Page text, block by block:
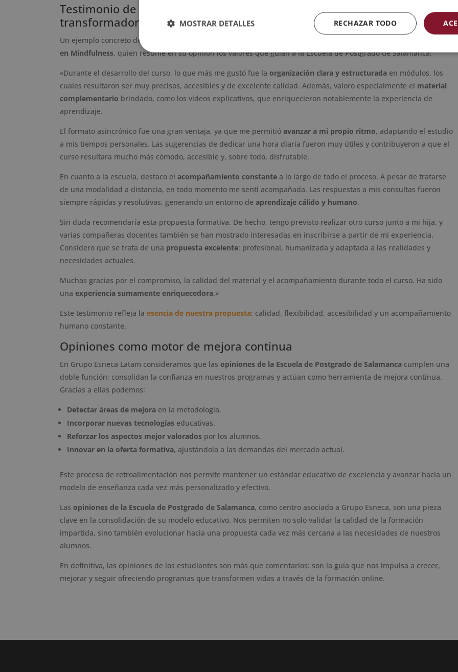
Testimonio de una alumna: experiencia enriquecedora y
transformadora
Un ejemplo concreto de estas valoraciones es la experiencia de
en Mindfulness, quien resume en su opinión los valores que guían a la Escuela de Postgrado de Salamanca:
«Durante el desarrollo del curso, lo que más me gustó fue la organización clara y estructurada en módulos, los
cuales resultaron ser muy precisos, accesibles y de excelente calidad. Además, valoro especialmente el material
complementario brindado, como los videos explicativos, que enriquecieron notablemente la experiencia de
aprendizaje.
El formato asincrónico fue una gran ventaja, ya que me permitió avanzar a mi propio ritmo, adaptando el estudio
a mis tiempos personales. Las sugerencias de dedicar una hora diaria fueron muy útiles y contribuyeron a que el
curso resultara mucho más cómodo, accesible y, sobre todo, disfrutable.
En cuanto a la escuela, destaco el acompañamiento constante a lo largo de todo el proceso. A pesar de tratarse
de una modalidad a distancia, en todo momento me sentí acompañada. Las respuestas a mis consultas fueron
siempre rápidas y resolutivas, generando un entorno de aprendizaje cálido y humano.
Sin duda recomendaría esta propuesta formativa. De hecho, tengo previsto realizar otro curso junto a mi hija, y
varias compañeras docentes también se han mostrado interesadas en inscribirse a partir de mi experiencia.
Considero que se trata de una propuesta excelente: profesional, humanizada y adaptada a las realidades y
necesidades actuales.
Muchas gracias por el compromiso, la calidad del material y el acompañamiento durante todo el curso. Ha sido
una experiencia sumamente enriquecedora.»
Este testimonio refleja la esencia de nuestra propuesta: calidad, flexibilidad, accesibilidad y un acompañamiento
humano constante.
Opiniones como motor de mejora continua
En Grupo Esneca Latam consideramos que las opiniones de la Escuela de Postgrado de Salamanca cumplen una
doble función: consolidan la confianza en nuestros programas y actúan como herramienta de mejora continua.
Gracias a ellas podemos:
Detectar áreas de mejora en la metodología.
Incorporar nuevas tecnologías educativas.
Reforzar los aspectos mejor valorados por los alumnos.
Innovar en la oferta formativa, ajustándola a las demandas del mercado actual.
Este proceso de retroalimentación nos permite mantener un estándar educativo de excelencia y avanzar hacia un
modelo de enseñanza cada vez más personalizado y efectivo.
Las opiniones de la Escuela de Postgrado de Salamanca, como centro asociado a Grupo Esneca, son una pieza
clave en la consolidación de su modelo educativo. Nos permiten no solo validar la calidad de la formación
impartida, sino también evolucionar hacia una propuesta cada vez más cercana a las necesidades de nuestros
alumnos.
En definitiva, las opiniones de los estudiantes son más que comentarios: son la guía que nos impulsa a crecer,
mejorar y seguir ofreciendo programas que transformen vidas a través de la formación online.
RECHAZAR TODO
MOSTRAR DETALLES